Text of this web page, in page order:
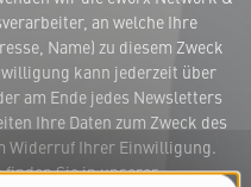
an welche Ihre
Name) zu diesem Zweck
kann jederzeit über
am Ende jedes Newsletters
Ihre Daten zum Zweck des
Widerruf Ihrer Einwilligung.
Sie in unserer